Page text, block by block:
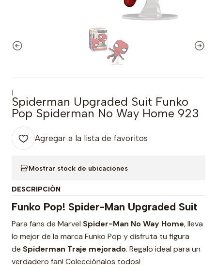
|
Spiderman Upgraded Suit Funko
Pop Spiderman No Way Home 923
Agregar a la lista de favoritos
Mostrar stock de ubicaciones
DESCRIPCIÓN
Funko Pop! Spider-Man Upgraded Suit
Para fans de Marvel Spider-Man No Way Home, lleva
lo mejor de la marca Funko Pop y disfruta tu figura
de Spiderman Traje mejorado. Regalo ideal para un
verdadero fan! Colecciónalos todos!